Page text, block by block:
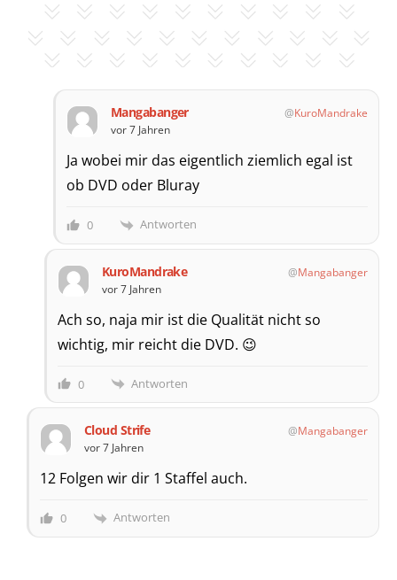
Mangabanger
KuroMandrake
vor 7 Jahren
Ja wobei mir das eigentlich ziemlich egal ist
ob DVD oder Bluray
0 Antworten
KuroMandrake
Mangabanger
vor 7 Jahren
Ach so, naja mir ist die Qualität nicht so
wichtig, mir reicht die DVD. 😉
0 Antworten
Cloud Strife
Mangabanger
vor 7 Jahren
12 Folgen wir dir 1 Staffel auch.
0 Antworten